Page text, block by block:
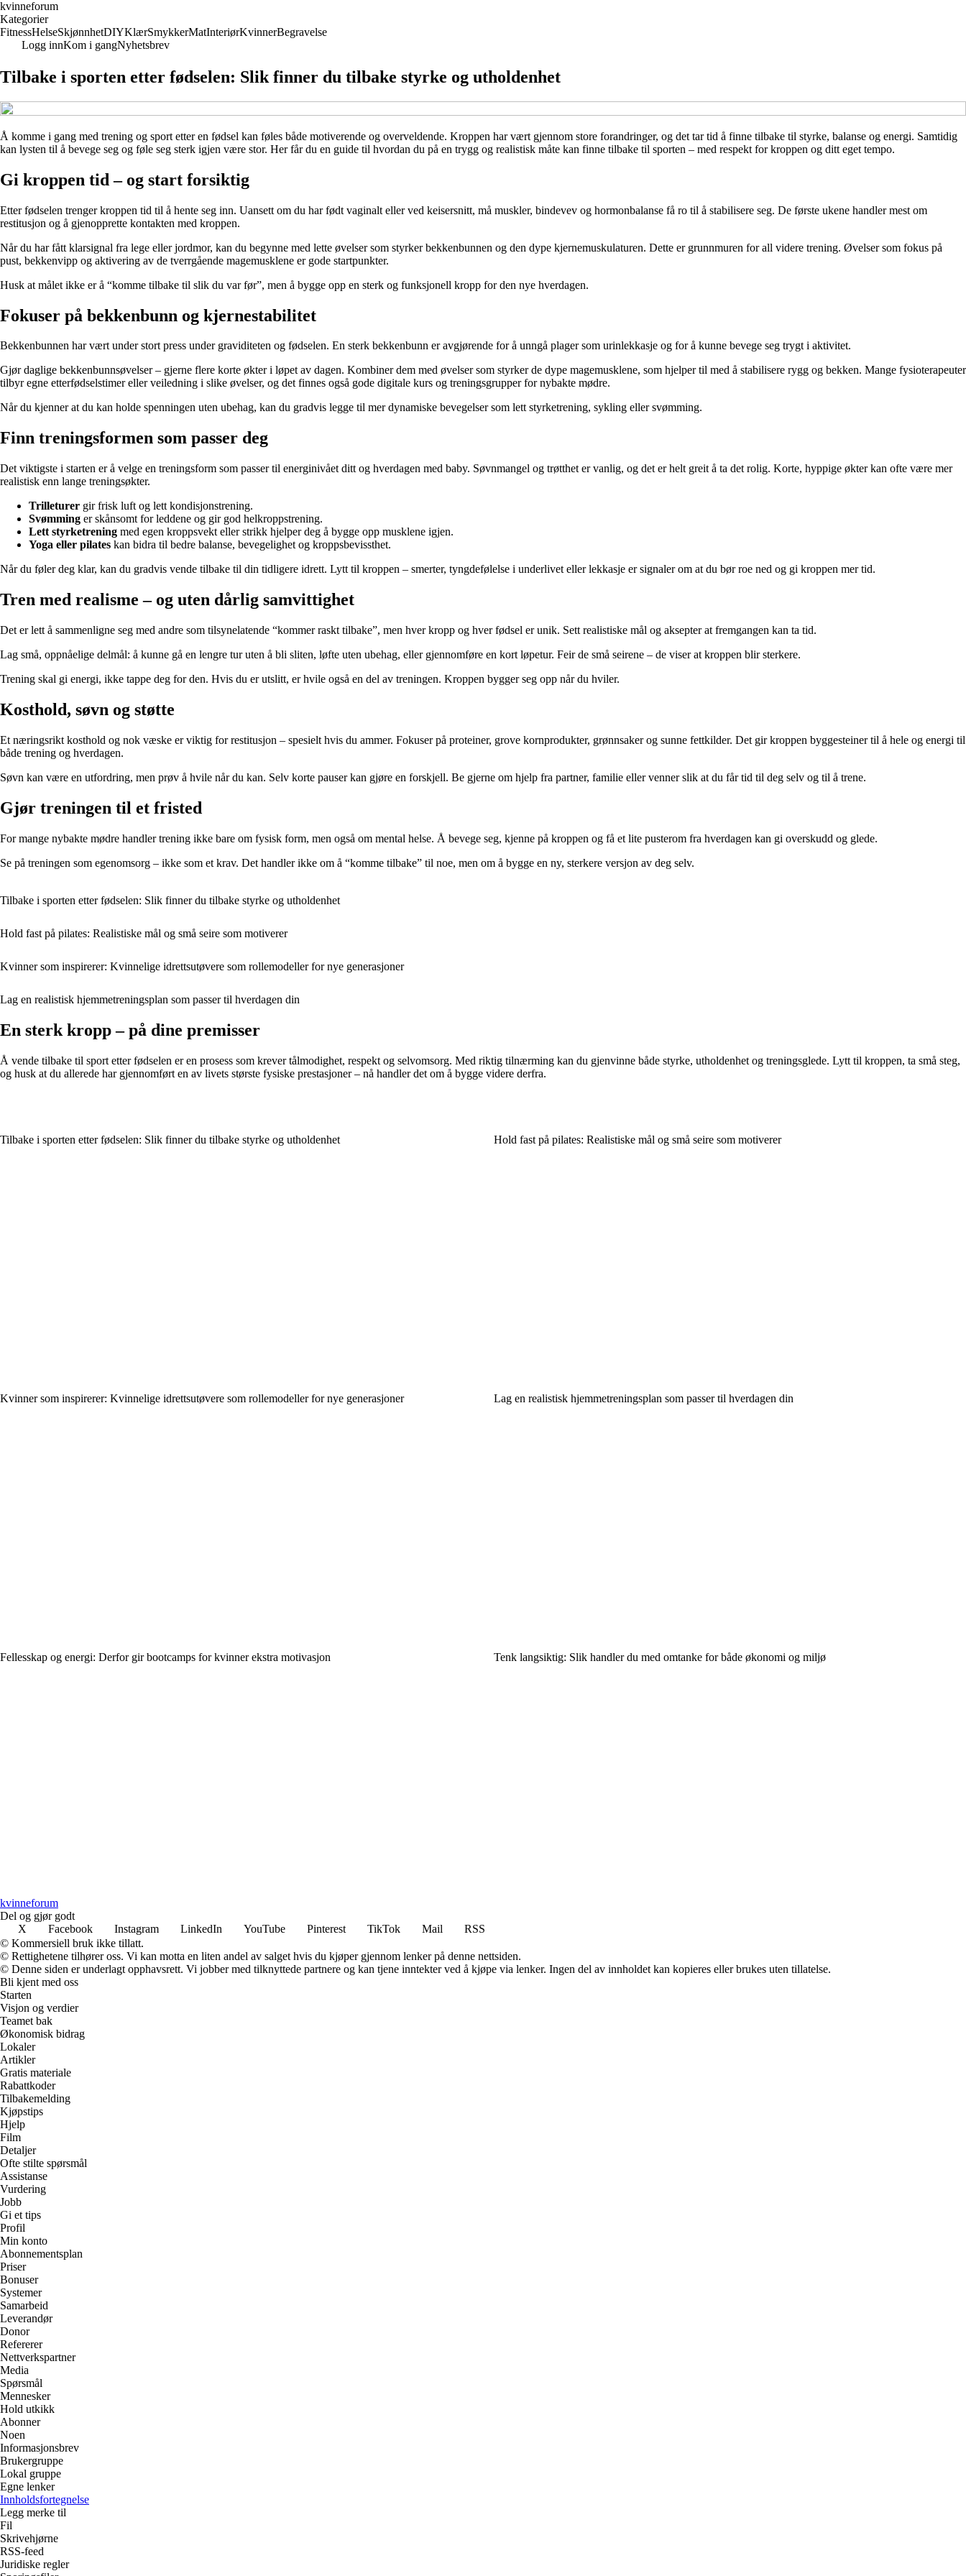
kvinneforum
Kategorier
FitnessHelseSkjønnhetDIYKlærSmykkerMatInteriørKvinnerBegravelse
Logg innKom i gangNyhetsbrev
Tilbake i sporten etter fødselen: Slik finner du tilbake styrke og utholdenhet
Å komme i gang med trening og sport etter en fødsel kan føles både motiverende og overveldende. Kroppen har vært gjennom store forandringer, og det tar tid å finne tilbake til styrke, balanse og energi. Samtidig
kan lysten til å bevege seg og føle seg sterk igjen være stor. Her får du en guide til hvordan du på en trygg og realistisk måte kan finne tilbake til sporten – med respekt for kroppen og ditt eget tempo.
Gi kroppen tid – og start forsiktig
Etter fødselen trenger kroppen tid til å hente seg inn. Uansett om du har født vaginalt eller ved keisersnitt, må muskler, bindevev og hormonbalanse få ro til å stabilisere seg. De første ukene handler mest om
restitusjon og å gjenopprette kontakten med kroppen.
Når du har fått klarsignal fra lege eller jordmor, kan du begynne med lette øvelser som styrker bekkenbunnen og den dype kjernemuskulaturen. Dette er grunnmuren for all videre trening. Øvelser som fokus på
pust, bekkenvipp og aktivering av de tverrgående magemusklene er gode startpunkter.
Husk at målet ikke er å “komme tilbake til slik du var før”, men å bygge opp en sterk og funksjonell kropp for den nye hverdagen.
Fokuser på bekkenbunn og kjernestabilitet
Bekkenbunnen har vært under stort press under graviditeten og fødselen. En sterk bekkenbunn er avgjørende for å unngå plager som urinlekkasje og for å kunne bevege seg trygt i aktivitet.
Gjør daglige bekkenbunnsøvelser – gjerne flere korte økter i løpet av dagen. Kombiner dem med øvelser som styrker de dype magemusklene, som hjelper til med å stabilisere rygg og bekken. Mange fysioterapeuter
tilbyr egne etterfødselstimer eller veiledning i slike øvelser, og det finnes også gode digitale kurs og treningsgrupper for nybakte mødre.
Når du kjenner at du kan holde spenningen uten ubehag, kan du gradvis legge til mer dynamiske bevegelser som lett styrketrening, sykling eller svømming.
Finn treningsformen som passer deg
Det viktigste i starten er å velge en treningsform som passer til energinivået ditt og hverdagen med baby. Søvnmangel og trøtthet er vanlig, og det er helt greit å ta det rolig. Korte, hyppige økter kan ofte være mer
realistisk enn lange treningsøkter.
Trilleturer gir frisk luft og lett kondisjonstrening.
Svømming er skånsomt for leddene og gir god helkroppstrening.
Lett styrketrening med egen kroppsvekt eller strikk hjelper deg å bygge opp musklene igjen.
Yoga eller pilates kan bidra til bedre balanse, bevegelighet og kroppsbevissthet.
Når du føler deg klar, kan du gradvis vende tilbake til din tidligere idrett. Lytt til kroppen – smerter, tyngdefølelse i underlivet eller lekkasje er signaler om at du bør roe ned og gi kroppen mer tid.
Tren med realisme – og uten dårlig samvittighet
Det er lett å sammenligne seg med andre som tilsynelatende “kommer raskt tilbake”, men hver kropp og hver fødsel er unik. Sett realistiske mål og aksepter at fremgangen kan ta tid.
Lag små, oppnåelige delmål: å kunne gå en lengre tur uten å bli sliten, løfte uten ubehag, eller gjennomføre en kort løpetur. Feir de små seirene – de viser at kroppen blir sterkere.
Trening skal gi energi, ikke tappe deg for den. Hvis du er utslitt, er hvile også en del av treningen. Kroppen bygger seg opp når du hviler.
Kosthold, søvn og støtte
Et næringsrikt kosthold og nok væske er viktig for restitusjon – spesielt hvis du ammer. Fokuser på proteiner, grove kornprodukter, grønnsaker og sunne fettkilder. Det gir kroppen byggesteiner til å hele og energi til
både trening og hverdagen.
Søvn kan være en utfordring, men prøv å hvile når du kan. Selv korte pauser kan gjøre en forskjell. Be gjerne om hjelp fra partner, familie eller venner slik at du får tid til deg selv og til å trene.
Gjør treningen til et fristed
For mange nybakte mødre handler trening ikke bare om fysisk form, men også om mental helse. Å bevege seg, kjenne på kroppen og få et lite pusterom fra hverdagen kan gi overskudd og glede.
Se på treningen som egenomsorg – ikke som et krav. Det handler ikke om å “komme tilbake” til noe, men om å bygge en ny, sterkere versjon av deg selv.
Tilbake i sporten etter fødselen: Slik finner du tilbake styrke og utholdenhet
Hold fast på pilates: Realistiske mål og små seire som motiverer
Kvinner som inspirerer: Kvinnelige idrettsutøvere som rollemodeller for nye generasjoner
Lag en realistisk hjemmetreningsplan som passer til hverdagen din
En sterk kropp – på dine premisser
Å vende tilbake til sport etter fødselen er en prosess som krever tålmodighet, respekt og selvomsorg. Med riktig tilnærming kan du gjenvinne både styrke, utholdenhet og treningsglede. Lytt til kroppen, ta små steg,
og husk at du allerede har gjennomført en av livets største fysiske prestasjoner – nå handler det om å bygge videre derfra.
Tilbake i sporten etter fødselen: Slik finner du tilbake styrke og utholdenhet Hold fast på pilates: Realistiske mål og små seire som motiverer
Kvinner som inspirerer: Kvinnelige idrettsutøvere som rollemodeller for nye generasjoner Lag en realistisk hjemmetreningsplan som passer til hverdagen din
Fellesskap og energi: Derfor gir bootcamps for kvinner ekstra motivasjon Tenk langsiktig: Slik handler du med omtanke for både økonomi og miljø
kvinneforum
Del og gjør godt
X
Facebook Instagram LinkedIn YouTube Pinterest TikTok Mail
RSS
© Kommersiell bruk ikke tillatt.
© Rettighetene tilhører oss. Vi kan motta en liten andel av salget hvis du kjøper gjennom lenker på denne nettsiden.
© Denne siden er underlagt opphavsrett. Vi jobber med tilknyttede partnere og kan tjene inntekter ved å kjøpe via lenker. Ingen del av innholdet kan kopieres eller brukes uten tillatelse.
Bli kjent med oss
Starten
Visjon og verdier
Teamet bak
Økonomisk bidrag
Lokaler
Artikler
Gratis materiale
Rabattkoder
Tilbakemelding
Kjøpstips
Hjelp
Film
Detaljer
Ofte stilte spørsmål
Assistanse
Vurdering
Jobb
Gi et tips
Profil
Min konto
Abonnementsplan
Priser
Bonuser
Systemer
Samarbeid
Leverandør
Donor
Refererer
Nettverkspartner
Media
Spørsmål
Mennesker
Hold utkikk
Abonner
Noen
Informasjonsbrev
Brukergruppe
Lokal gruppe
Egne lenker
Innholdsfortegnelse
Legg merke til
Fil
Skrivehjørne
RSS-feed
Juridiske regler